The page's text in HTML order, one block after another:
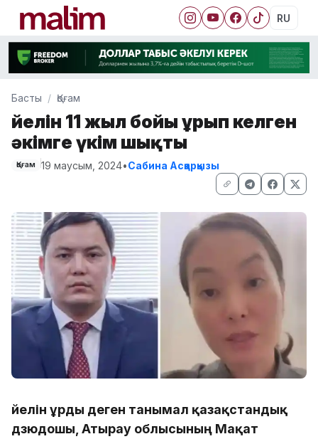
RU
Басты Қоғам
Әйелін 11 жыл бойы ұрып келген
әкімге үкім шықты
Қоғам 19 маусым, 2024•Сабина Асқарқызы
Әйелін ұрды деген танымал қазақстандық
дзюдошы, Атырау облысының Мақат